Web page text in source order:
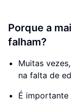
Porque a
falham?
Muitas
na falta de
É